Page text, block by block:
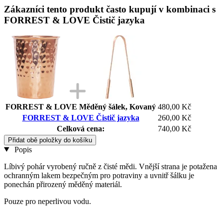
Zákazníci tento produkt často kupují v kombinaci s
FORREST & LOVE Čistič jazyka
FORREST & LOVE Měděný šálek, Kovaný 480,00 Kč
FORREST & LOVE Čistič jazyka
260,00 Kč
Celková cena:
740,00 Kč
Přidat obě položky do košíku
Popis
Líbivý pohár vyrobený ručně z čisté mědi. Vnější strana je potažena
ochranným lakem bezpečným pro potraviny a uvnitř šálku je
ponechán přirozený měděný materiál.
Pouze pro neperlivou vodu.